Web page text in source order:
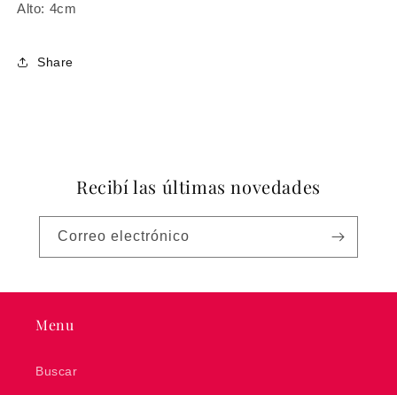
Alto: 4cm
Share
Recibí las últimas novedades
Correo electrónico
Menu
Buscar